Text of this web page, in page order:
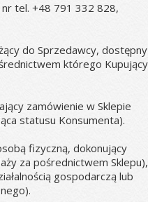
tel. +48 791 332 828,
do Sprzedawcy, dostępny
którego Kupujący
zamówienie w Sklepie
statusu Konsumenta).
fizyczną, dokonujący
za pośrednictwem Sklepu),
gospodarczą lub